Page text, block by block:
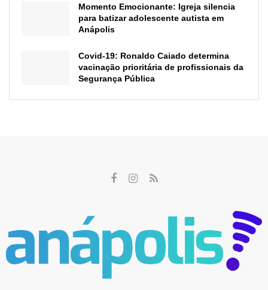
Momento Emocionante: Igreja silencia
para batizar adolescente autista em
Anápolis
Covid-19: Ronaldo Caiado determina
vacinação prioritária de profissionais da
Segurança Pública